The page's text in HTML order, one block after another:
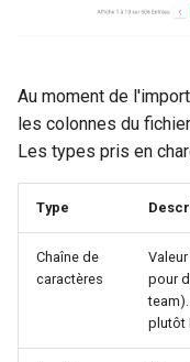
Au moment de
les colonnes du
Les types pris en
Type
Chaîne de
caractères
pour
plutôt